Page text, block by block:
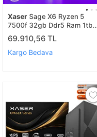
Xaser Sage X6 Ryzen 5
7500f 32gb Ddr5 Ram 1tb
M.2 Nvme Ssd 8gb Rtx5060
Sıvı Soğutmalı Oyuncu
Bilgisayarı
69.910,56 TL
Kargo Bedava